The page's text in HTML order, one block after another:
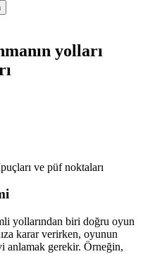
yolları
ve püf noktaları
yollarından biri doğru oyun
karar verirken, oyunun
anlamak gerekir. Örneğin,